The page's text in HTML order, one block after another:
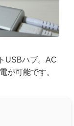
USBハブ。AC
が可能です。